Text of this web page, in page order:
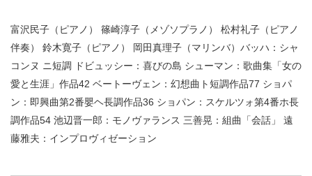
富沢民子（ピアノ） 篠崎淳子（メゾソプラノ） 松村礼子（ピアノ
伴奏） 鈴木寛子（ピアノ） 岡田真理子（マリンバ）バッハ：シャ
コンヌ ニ短調 ドビュッシー：喜びの島 シューマン：歌曲集「女の
愛と生涯」作品42 ベートーヴェン：幻想曲ト短調作品77 ショパ
ン：即興曲第2番嬰ヘ長調作品36 ショパン：スケルツォ第4番ホ長
調作品54 池辺晋一郎：モノヴァランス 三善晃：組曲「会話」 遠
藤雅夫：インプロヴィゼーション